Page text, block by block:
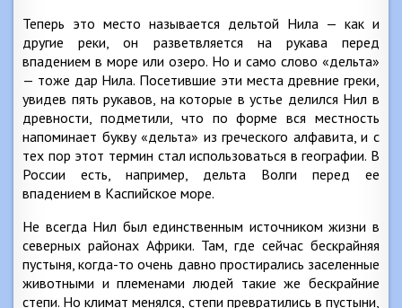
Теперь это место называется дельтой Нила — как и
другие реки, он разветвляется на рукава перед
впадением в море или озеро. Но и само слово «дельта»
— тоже дар Нила. Посетившие эти места древние греки,
увидев пять рукавов, на которые в устье делился Нил в
древности, подметили, что по форме вся местность
напоминает букву «дельта» из греческого алфавита, и с
тех пор этот термин стал использоваться в географии. В
России есть, например, дельта Волги перед ее
впадением в Каспийское море.
Не всегда Нил был единственным источником жизни в
северных районах Африки. Там, где сейчас бескрайняя
пустыня, когда-то очень давно простирались заселенные
животными и племенами людей такие же бескрайние
степи. Но климат менялся, степи превратились в пустыни,